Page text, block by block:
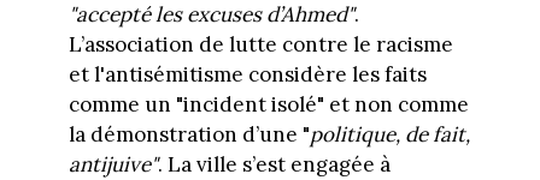
"accepté les excuses d’Ahmed".
L’association de lutte contre le racisme
et l'antisémitisme considère les faits
comme un "incident isolé" et non comme
la démonstration d’une "politique, de fait,
antijuive". La ville s’est engagée à